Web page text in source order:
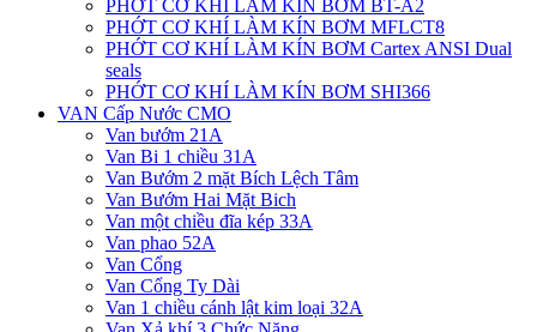
PHỚT CƠ KHÍ LÀM KÍN BƠM BT-A2
PHỚT CƠ KHÍ LÀM KÍN BƠM MFLCT8
PHỚT CƠ KHÍ LÀM KÍN BƠM Cartex ANSI Dual
seals
PHỚT CƠ KHÍ LÀM KÍN BƠM SHI366
VAN Cấp Nước CMO
Van bướm 21A
Van Bi 1 chiều 31A
Van Bướm 2 mặt Bích Lệch Tâm
Van Bướm Hai Mặt Bich
Van một chiều đĩa kép 33A
Van phao 52A
Van Cổng
Van Cổng Ty Dài
Van 1 chiều cánh lật kim loại 32A